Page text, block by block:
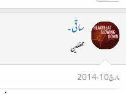
ساقی۔
محفلین
مارچ 10، 2014